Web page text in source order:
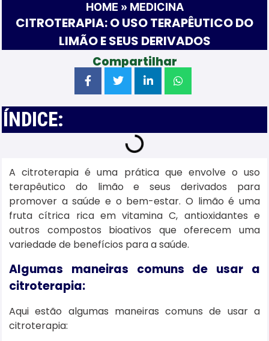
HOME » MEDICINA
CITROTERAPIA: O USO TERAPÊUTICO DO
LIMÃO E SEUS DERIVADOS
Compartilhar
ÍNDICE:
A citroterapia é uma prática que envolve o uso
terapêutico do limão e seus derivados para
promover a saúde e o bem-estar. O limão é uma
fruta cítrica rica em vitamina C, antioxidantes e
outros compostos bioativos que oferecem uma
variedade de benefícios para a saúde.
Algumas maneiras comuns de usar a
citroterapia:
Aqui estão algumas maneiras comuns de usar a
citroterapia: